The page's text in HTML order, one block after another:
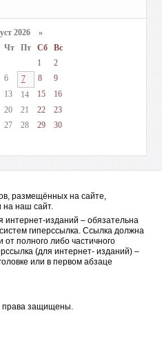
2026 »
Чт Пт Сб
Вс
1
2
6 7 8
9
13 14 15
16
20 21 22
23
27 28 29
30
размещённых на сайте,
на наш сайт.
интернет-изданий – обязательна
гиперссылка. Ссылка должна
полного либо частичного
(для интернет- изданий) –
или в первом абзаце
права защищены.